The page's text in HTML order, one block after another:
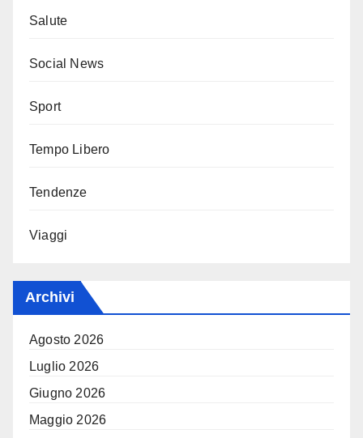
Salute
Social News
Sport
Tempo Libero
Tendenze
Viaggi
Archivi
Agosto 2026
Luglio 2026
Giugno 2026
Maggio 2026